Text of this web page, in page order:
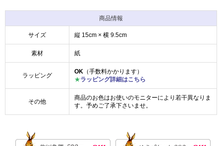
商品情報
サイズ 縦 15cm × 横 9.5cm
素材 紙
ラッピング
OK （手数料かかります）
★ラッピング詳細はこちら
その他
商品のお色はお使いのモニターにより若干異なりま
す。予めご了承下さいませ。